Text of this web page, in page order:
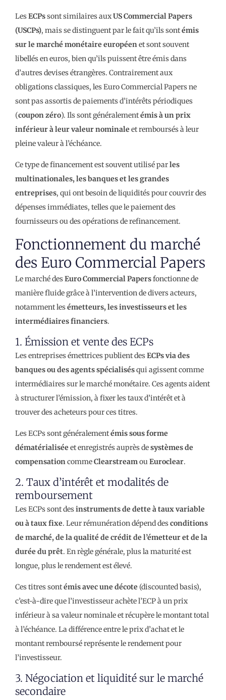
LesECPssont similaires auxUS Commercial Papers
(USCPs), mais se distinguent par le fait qu’ils sontémis
sur le marché monétaire européenet sont souvent
libellés en euros, bien qu’ils puissent être émis dans
d’autres devises étrangères. Contrairement aux
obligations classiques, les Euro Commercial Papers ne
sont pas assortis de paiements d’intérêts périodiques
(coupon zéro). Ils sont généralementémis à un prix
inférieur à leur valeur nominale et remboursés à leur
pleine valeur à l’échéance.
Ce type de financement est souvent utilisé parles
multinationales, les banques et les grandes
entreprises, qui ont besoin de liquidités pour couvrir des
dépenses immédiates, telles que le paiement des
fournisseurs ou des opérations de refinancement.
Fonctionnement du marché
des Euro Commercial Papers
Le marché desEuro Commercial Papersfonctionne de
manière fluide grâce à l’intervention de divers acteurs,
notamment lesémetteurs, les investisseurs et les
intermédiaires financiers.
1. Émission et vente des ECPs
Les entreprises émettrices publient desECPs via des
banques ou des agents spécialisésqui agissent comme
intermédiaires sur le marché monétaire. Ces agents aident
à structurer l’émission, à fixer les taux d’intérêt et à
trouver des acheteurs pour ces titres.
Les ECPs sont généralementémis sous forme
dématérialisée et enregistrés auprès desystèmes de
compensationcommeClearstreamouEuroclear.
2. Taux d’intérêt et modalités de
remboursement
Les ECPs sont desinstruments de dette à taux variable
ou à taux fixe. Leur rémunération dépend desconditions
de marché, de la qualité de crédit de l’émetteur et de la
durée du prêt. En règle générale, plus la maturité est
longue, plus le rendement est élevé.
Ces titres sontémis avec une décote (discounted basis),
c’est-à-dire que l’investisseur achète l’ECP à un prix
inférieur à sa valeur nominale et récupère le montant total
à l’échéance. La différence entre le prix d’achat et le
montant remboursé représente le rendement pour
l’investisseur.
3. Négociation et liquidité sur le marché
secondaire